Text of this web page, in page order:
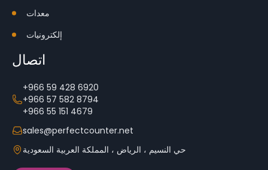
معدات
إلكترونيات
اتصال
+966 59 428 6920
+966 57 582 8794
+966 55 151 4679
sales@perfectcounter.net
حي النسيم ، الرياض ، المملكة العربية السعودية